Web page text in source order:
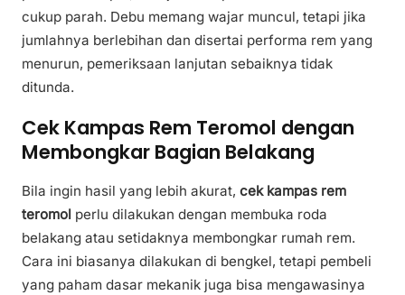
cukup parah. Debu memang wajar muncul, tetapi jika
jumlahnya berlebihan dan disertai performa rem yang
menurun, pemeriksaan lanjutan sebaiknya tidak
ditunda.
Cek Kampas Rem Teromol dengan
Membongkar Bagian Belakang
Bila ingin hasil yang lebih akurat, cek kampas rem
teromol perlu dilakukan dengan membuka roda
belakang atau setidaknya membongkar rumah rem.
Cara ini biasanya dilakukan di bengkel, tetapi pembeli
yang paham dasar mekanik juga bisa mengawasinya